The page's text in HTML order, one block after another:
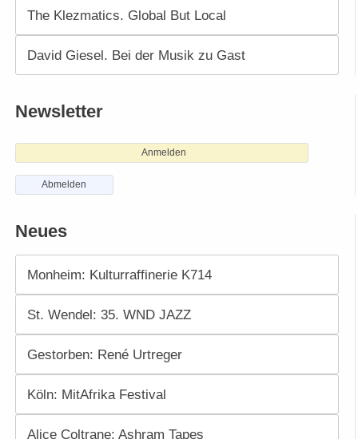
The Klezmatics. Global But Local
David Giesel. Bei der Musik zu Gast
Newsletter
Anmelden
Abmelden
Neues
Monheim: Kulturraffinerie K714
St. Wendel: 35. WND JAZZ
Gestorben: René Urtreger
Köln: MitAfrika Festival
Alice Coltrane: Ashram Tapes